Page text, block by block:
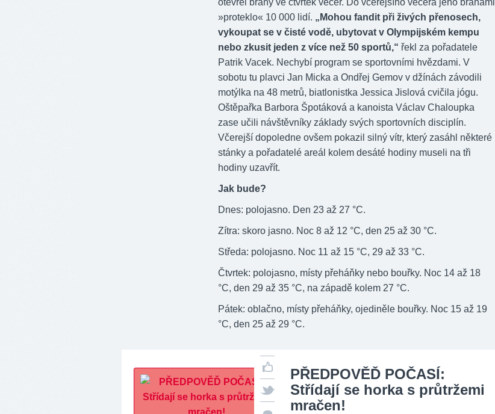
otevřel brány ve čtvrtek večer. Do včerejšího večera jeho branami
»proteklo« 10 000 lidí. „Mohou fandit při živých přenosech,
vykoupat se v čisté vodě, ubytovat v Olympijském kempu
nebo zkusit jeden z více než 50 sportů,“ řekl za pořadatele
Patrik Vacek. Nechybí program se sportovními hvězdami. V
sobotu tu plavci Jan Micka a Ondřej Gemov v džínách závodili
motýlka na 48 metrů, biatlonistka Jessica Jislová cvičila jógu.
Oštěpařka Barbora Špotáková a kanoista Václav Chaloupka
zase učili návštěvníky základy svých sportovních disciplín.
Včerejší dopoledne ovšem pokazil silný vítr, který zasáhl některé
stánky a pořadatelé areál kolem desáté hodiny museli na tři
hodiny uzavřít.
Jak bude?
Dnes: polojasno. Den 23 až 27 °C.
Zítra: skoro jasno. Noc 8 až 12 °C, den 25 až 30 °C.
Středa: polojasno. Noc 11 až 15 °C, 29 až 33 °C.
Čtvrtek: polojasno, místy přeháňky nebo bouřky. Noc 14 až 18
°C, den 29 až 35 °C, na západě kolem 27 °C.
Pátek: oblačno, místy přeháňky, ojediněle bouřky. Noc 15 až 19
°C, den 25 až 29 °C.
PŘEDPOVĚĎ POČASÍ:
Střídají se horka s průtržemi
mračen!